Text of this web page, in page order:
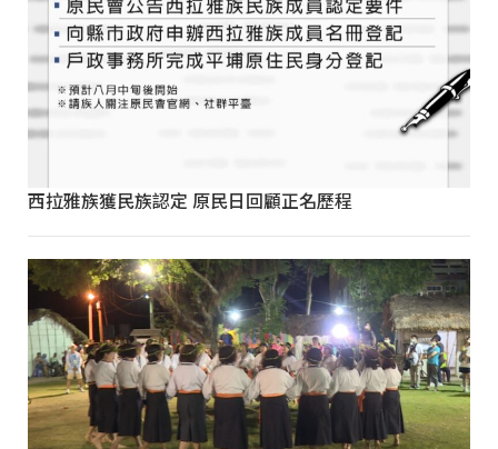
西拉雅族獲民族認定 原民日回顧正名歷程